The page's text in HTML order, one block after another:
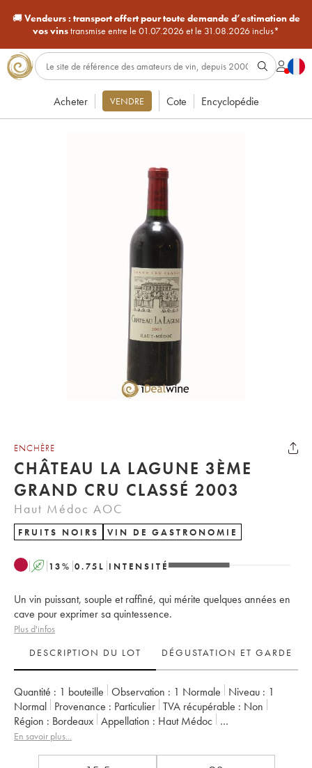
🚚Vendeurs : transport offert pour toute demande d’estimation de
vos vinstransmise entre le 01.07.2026 et le 31.08.2026 inclus*
Acheter VENDRE Cote Encyclopédie
ENCHÈRE
CHÂTEAU LA LAGUNE 3ÈME
GRAND CRU CLASSÉ 2003
Haut Médoc AOC
FRUITS NOIRS VIN DE GASTRONOMIE
A 13% 0.75 L INTENSITÉ
Un vin puissant, souple et raffiné, qui mérite quelques années en
cave pour exprimer sa quintessence.
Plus d'infos
DESCRIPTION DU LOT
DÉGUSTATION ET GARDE
Quantité : 1 bouteille Observation : 1 Normale Niveau : 1
Normal
Provenance : particulier TVA récupérable :
non
Région :
Bordeaux Appellation :
Haut Médoc
Classement :
En savoir plus...